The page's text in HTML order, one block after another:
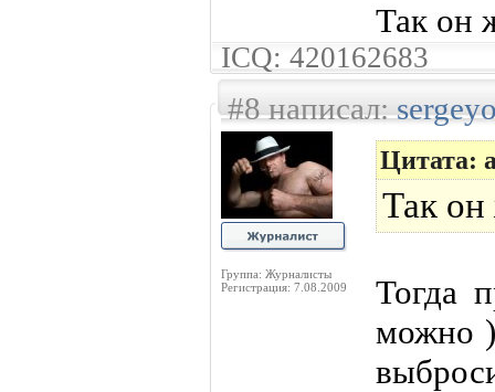
Так он
ICQ: 420162683
#8 написал:
Группа: Журналисты
Регистрация: 7.08.2009
Цитата:
Так он
Тогда
можно